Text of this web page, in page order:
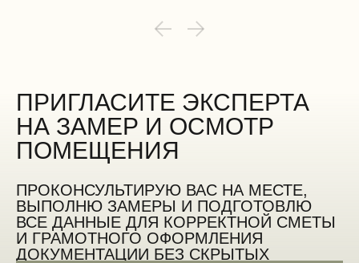
ПРИГЛАСИТЕ ЭКСПЕРТА
НА ЗАМЕР И ОСМОТР
ПОМЕЩЕНИЯ
ПРОКОНСУЛЬТИРУЮ ВАС НА МЕСТЕ,
ВЫПОЛНЮ ЗАМЕРЫ И ПОДГОТОВЛЮ
ВСЕ ДАННЫЕ ДЛЯ КОРРЕКТНОЙ СМЕТЫ
И ГРАМОТНОГО ОФОРМЛЕНИЯ
ДОКУМЕНТАЦИИ БЕЗ СКРЫТЫХ